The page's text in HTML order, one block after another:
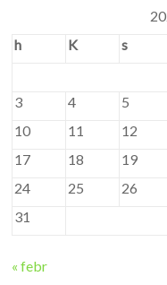
h
K s
3
4 5
10
11 12
17
18 19
24
25 26
31
« febr